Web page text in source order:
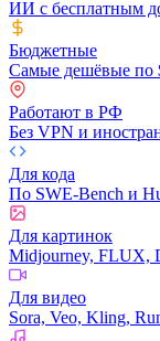
ИИ с бесплатным
Бюджетные
Самые дешёвые по
Работают в РФ
Без VPN и
Для кода
По SWE-Bench и
Для картинок
Midjourney, FLUX,
Для видео
Sora, Veo, Kling,